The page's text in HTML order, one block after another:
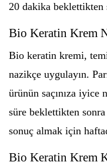
20 dakika beklettikten
Bio Keratin Krem
Bio keratin kremi,
nazikçe uygulayın.
ürünün saçınıza
süre beklettikten
sonuç almak için
Bio Keratin Krem